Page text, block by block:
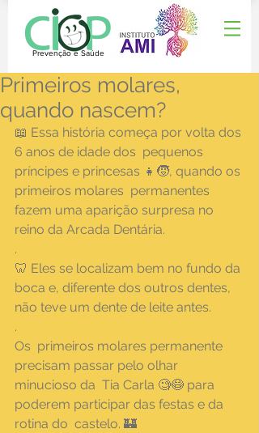
Prevenção e Saúde
Primeiros molares,
quando nascem?
📖 Essa história começa por volta dos
6 anos de idade dos  pequenos
príncipes e princesas 👧🧒, quando os
primeiros molares  permanentes
fazem uma aparição surpresa no
reino da Arcada Dentária.
.
🦷 Eles se localizam bem no fundo da
boca e, diferente dos outros dentes,
não teve um dente de leite antes.
.
Os  primeiros molares permanente
precisam passar pelo olhar
minucioso da  Tia Carla 🧐😷 para
poderem participar das festas e da
rotina do  castelo. 🏰